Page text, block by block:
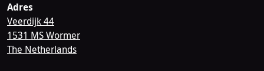
Adres
Veerdijk 44
1531 MS Wormer
The Netherlands